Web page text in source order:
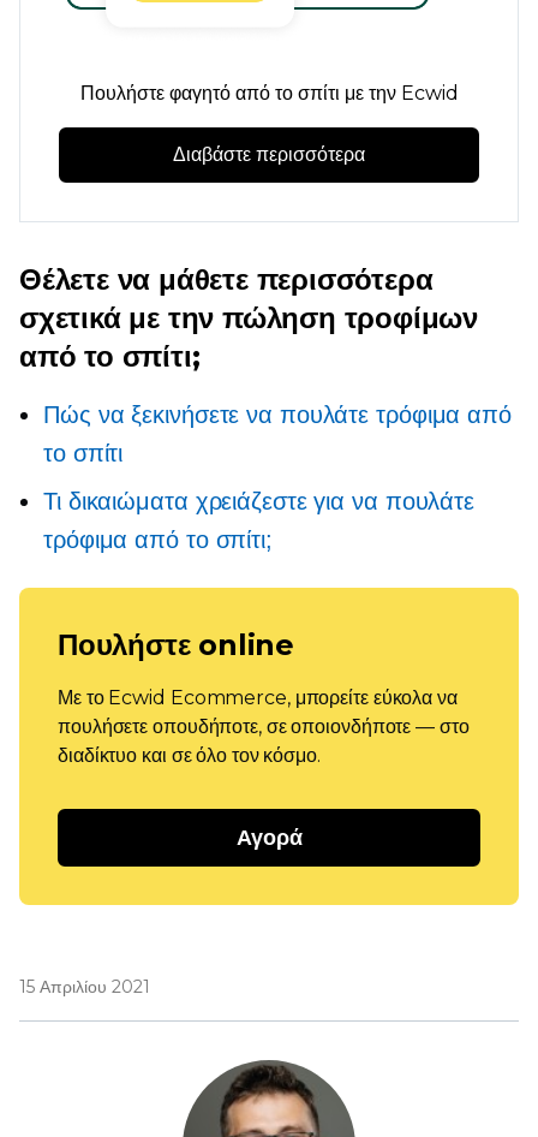
Πουλήστε φαγητό από το σπίτι με την Ecwid
Διαβάστε περισσότερα
Θέλετε να μάθετε περισσότερα
σχετικά με την πώληση τροφίμων
από το σπίτι;
Πώς να ξεκινήσετε να πουλάτε τρόφιμα από
το σπίτι
Τι δικαιώματα χρειάζεστε για να πουλάτε
τρόφιμα από το σπίτι;
Πουλήστε online
Με το Ecwid Ecommerce, μπορείτε εύκολα να
πουλήσετε οπουδήποτε, σε οποιονδήποτε — στο
διαδίκτυο και σε όλο τον κόσμο.
Αγορά
15 Απριλίου 2021